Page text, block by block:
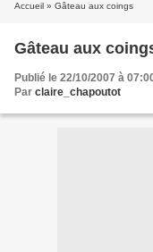
Accueil » Gâteau aux coings
Gâteau aux
Publié le 22/10/2007 à
Par claire_chapoutot